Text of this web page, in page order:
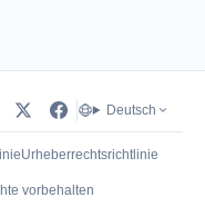
Deutsch
Urheberrechtsrichtlinie
in neuem Tab)
vorbehalten